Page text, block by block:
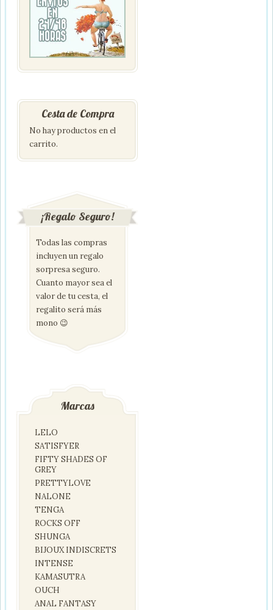
Cesta de Compra
No hay productos en el
carrito.
¡Regalo Seguro!
Todas las compras
incluyen un regalo
sorpresa seguro.
Cuanto mayor sea el
valor de tu cesta, el
regalito será más
mono 😉
Marcas
LELO
SATISFYER
FIFTY SHADES OF
GREY
PRETTYLOVE
NALONE
TENGA
ROCKS OFF
SHUNGA
BIJOUX INDISCRETS
INTENSE
KAMASUTRA
OUCH
ANAL FANTASY